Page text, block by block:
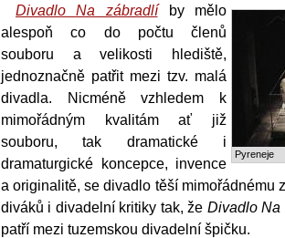
Pyreneje
Divadlo Na zábradlíby mělo
alespoň co do počtu členů
souboru a velikosti hlediště,
jednoznačně patřit mezi tzv. malá
divadla. Nicméně vzhledem k
mimořádným kvalitám ať již
souboru, tak dramatické i
dramaturgické koncepce, invence
a originalitě, se divadlo těší mimořádnému
diváků i divadelní kritiky tak, že Divadlo Na
patří mezi tuzemskou divadelní špičku.